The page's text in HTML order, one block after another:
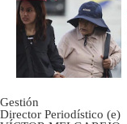
Gestión
Director Periodístico (e)